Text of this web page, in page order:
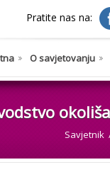
Pratite nas na:
O savjetovanju
okoliša
Savjetnik